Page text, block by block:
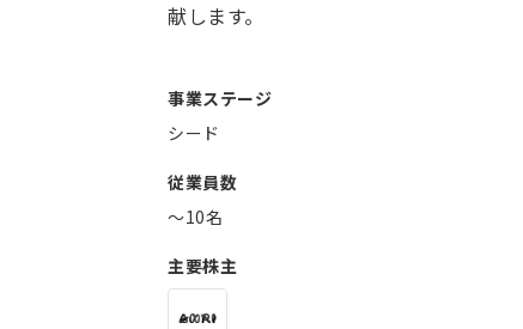
献します。
事業ステージ
シード
従業員数
〜10名
主要株主